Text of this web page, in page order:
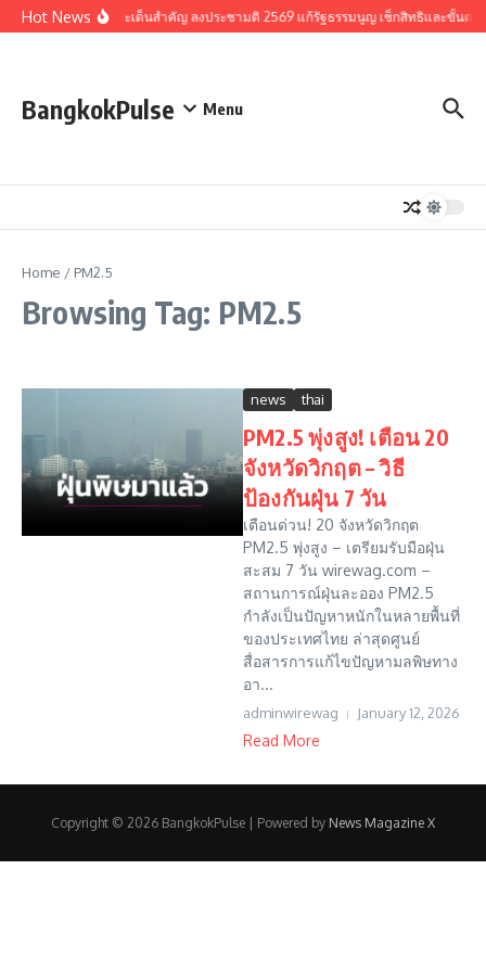
Skip to content
Hot Newsรวมประเด็นสำคัญ ลงประชามติ 2569 แก้รัฐธรรมนูญ เช็กสิทธิและขั้นตอ
BangkokPulse Menu
Home / PM2.5
Browsing Tag: PM2.5
news thai
PM2.5 พุ่งสูง! เตือน 20
จังหวัดวิกฤต – วิธี
ป้องกันฝุ่น 7 วัน
เตือนด่วน! 20 จังหวัดวิกฤต
PM2.5 พุ่งสูง – เตรียมรับมือฝุ่น
สะสม 7 วัน wirewag.com –
สถานการณ์ฝุ่นละออง PM2.5
กำลังเป็นปัญหาหนักในหลายพื้นที่
ของประเทศไทย ล่าสุดศูนย์
สื่อสารการแก้ไขปัญหามลพิษทาง
อา...
adminwirewag January 12, 2026
Read More
Copyright © 2026 BangkokPulse | Powered by News Magazine X